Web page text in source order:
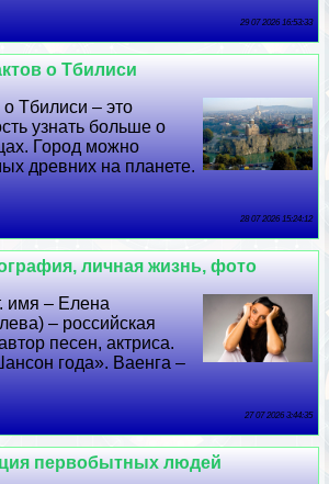
29 07 2026 16:53:33
о Тбилиси
Тбилиси – это
узнать больше о
Город можно
древних на планете.
28 07 2026 15:24:12
личная жизнь, фото
имя – Елена
– российская
песен, актриса.
года». Ваенга –
27 07 2026 3:44:35
первобытных людей